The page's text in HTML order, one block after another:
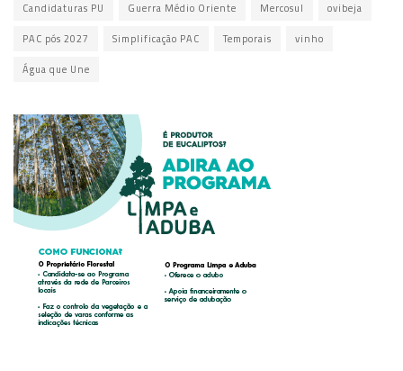
Candidaturas PU Guerra Médio Oriente Mercosul ovibeja
PAC pós 2027 Simplificação PAC Temporais vinho
Água que Une